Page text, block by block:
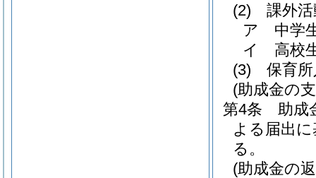
(2)
課外
ア
中学
イ
高校
(3)
保育
(助成金の
第4条
助成
よる届出
る。
(助成金の